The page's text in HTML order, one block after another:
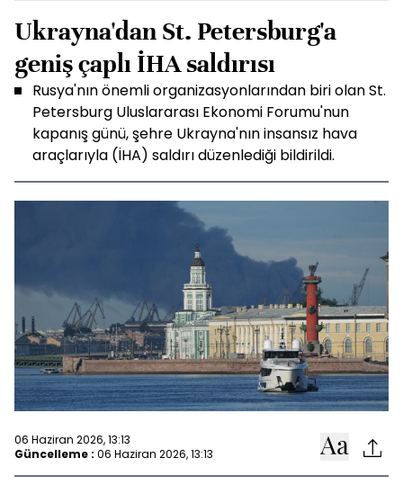
Ukrayna'dan St. Petersburg'a
geniş çaplı İHA saldırısı
Rusya'nın önemli organizasyonlarından biri olan St.
Petersburg Uluslararası Ekonomi Forumu'nun
kapanış günü, şehre Ukrayna'nın insansız hava
araçlarıyla (İHA) saldırı düzenlediği bildirildi.
06 Haziran 2026, 13:13
Güncelleme : 06 Haziran 2026, 13:13